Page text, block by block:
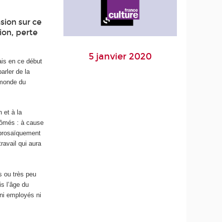
sur ce
perte
en ce début
de la
du
et à la
: à cause
qui aura
ou très peu
l’âge du
employés ni
5 janvier 2020